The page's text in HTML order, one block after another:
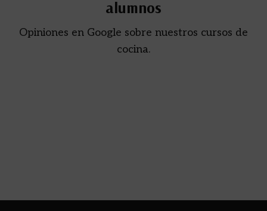
alumnos
Opiniones en Google sobre nuestros cursos de
cocina.